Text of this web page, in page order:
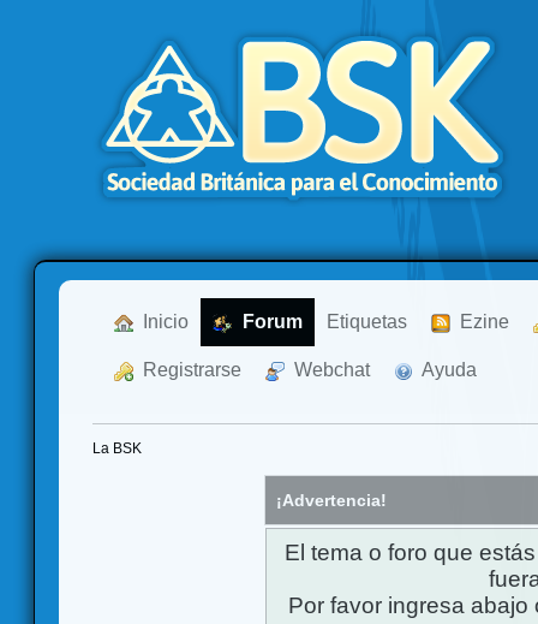
Inicio Forum Etiquetas Ezine
Registrarse Webchat Ayuda
La BSK
¡Advertencia!
El tema o foro que
Por favor ingresa